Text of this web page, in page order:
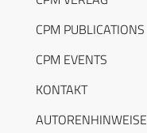
CPM PUBLICATIONS
CPM EVENTS
KONTAKT
AUTORENHINWEISE